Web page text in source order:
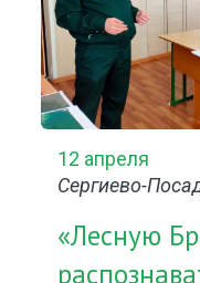
12 апреля
Сергиево-
«Лесную